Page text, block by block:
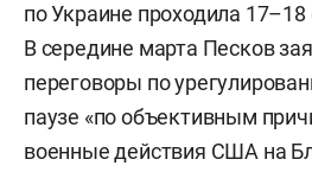
по Украине проходила
В середине марта Песков
переговоры по
паузе «по объективным
военные действия США на